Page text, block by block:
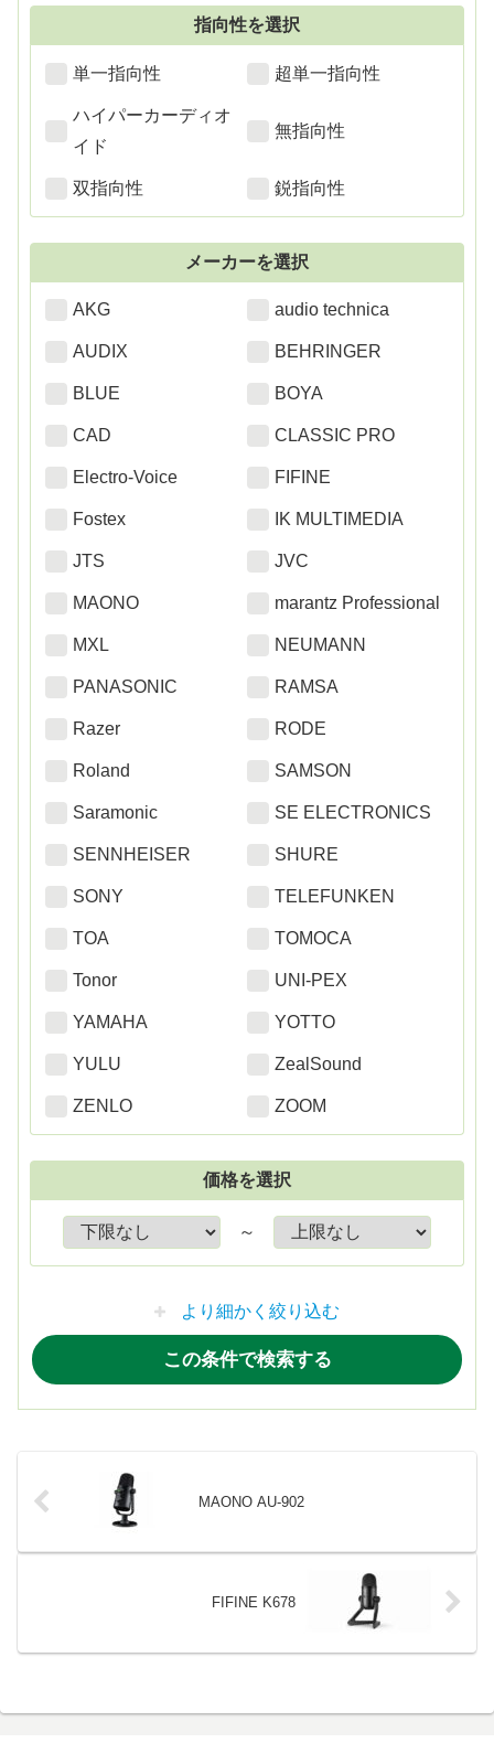
指向性を選択
単一指向性 超単一指向性
ハイパーカーディオ
イド
無指向性
双指向性 鋭指向性
メーカーを選択
AKG audio technica
AUDIX BEHRINGER
BLUE BOYA
CAD CLASSIC PRO
Electro-Voice FIFINE
Fostex IK MULTIMEDIA
JTS JVC
MAONO marantz Professional
MXL NEUMANN
PANASONIC RAMSA
Razer RODE
Roland SAMSON
Saramonic SE ELECTRONICS
SENNHEISER SHURE
SONY TELEFUNKEN
TOA TOMOCA
Tonor UNI-PEX
YAMAHA YOTTO
YULU ZealSound
ZENLO ZOOM
価格を選択
～
より細かく絞り込む
MAONO AU-902
FIFINE K678